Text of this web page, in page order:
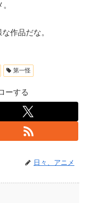
作品だな。
第一怪
ーする
日々、アニメ